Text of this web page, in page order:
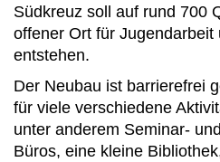
Südkreuz soll auf rund 700
offener Ort für Jugendarbeit
entstehen.
Der Neubau ist barrierefrei
für viele verschiedene
unter anderem Seminar-
Büros, eine kleine